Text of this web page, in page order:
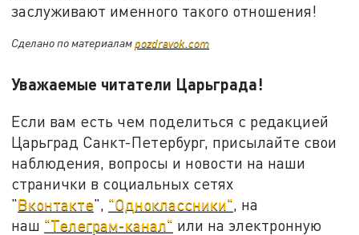
заслуживают именного такого отношения!
Сделано по материаламpozdravok.com
Уважаемые читатели Царьграда!
Если вам есть чем поделиться с редакцией
Царьград Санкт-Петербург, присылайте свои
наблюдения, вопросы и новости на наши
странички в социальных сетях
"Вконтакте", "Одноклассники", на
наш "Телеграм-канал" или на электронную